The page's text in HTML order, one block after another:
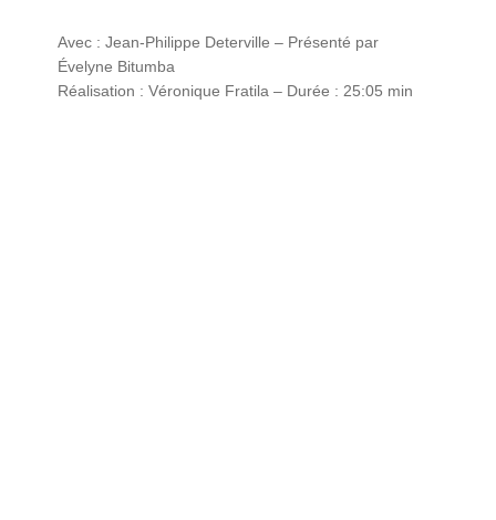
Avec : Jean-Philippe Deterville – Présenté par
Évelyne Bitumba
Réalisation : Véronique Fratila – Durée : 25:05 min